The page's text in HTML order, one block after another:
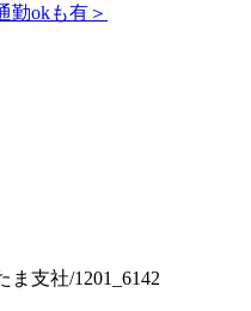
勤okも有＞
支社/1201_6142